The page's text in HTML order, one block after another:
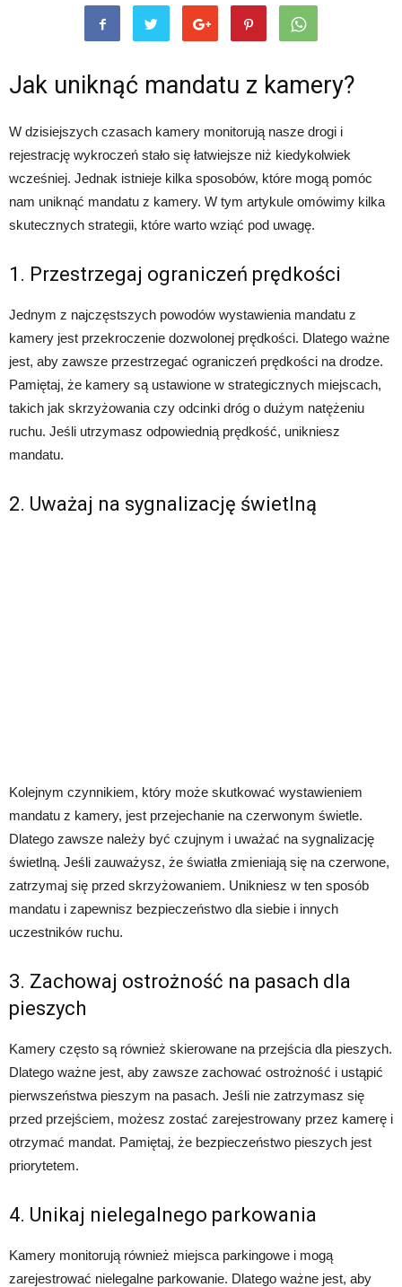
Jak uniknąć mandatu z kamery?
W dzisiejszych czasach kamery monitorują nasze drogi i
rejestrację wykroczeń stało się łatwiejsze niż kiedykolwiek
wcześniej. Jednak istnieje kilka sposobów, które mogą pomóc
nam uniknąć mandatu z kamery. W tym artykule omówimy kilka
skutecznych strategii, które warto wziąć pod uwagę.
1. Przestrzegaj ograniczeń prędkości
Jednym z najczęstszych powodów wystawienia mandatu z
kamery jest przekroczenie dozwolonej prędkości. Dlatego ważne
jest, aby zawsze przestrzegać ograniczeń prędkości na drodze.
Pamiętaj, że kamery są ustawione w strategicznych miejscach,
takich jak skrzyżowania czy odcinki dróg o dużym natężeniu
ruchu. Jeśli utrzymasz odpowiednią prędkość, unikniesz
mandatu.
2. Uważaj na sygnalizację świetlną
Kolejnym czynnikiem, który może skutkować wystawieniem
mandatu z kamery, jest przejechanie na czerwonym świetle.
Dlatego zawsze należy być czujnym i uważać na sygnalizację
świetlną. Jeśli zauważysz, że światła zmieniają się na czerwone,
zatrzymaj się przed skrzyżowaniem. Unikniesz w ten sposób
mandatu i zapewnisz bezpieczeństwo dla siebie i innych
uczestników ruchu.
3. Zachowaj ostrożność na pasach dla
pieszych
Kamery często są również skierowane na przejścia dla pieszych.
Dlatego ważne jest, aby zawsze zachować ostrożność i ustąpić
pierwszeństwa pieszym na pasach. Jeśli nie zatrzymasz się
przed przejściem, możesz zostać zarejestrowany przez kamerę i
otrzymać mandat. Pamiętaj, że bezpieczeństwo pieszych jest
priorytetem.
4. Unikaj nielegalnego parkowania
Kamery monitorują również miejsca parkingowe i mogą
zarejestrować nielegalne parkowanie. Dlatego ważne jest, aby